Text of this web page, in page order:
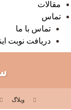
مقالات
تماس
تماس با ما
دریافت نوبت
وبلاگ